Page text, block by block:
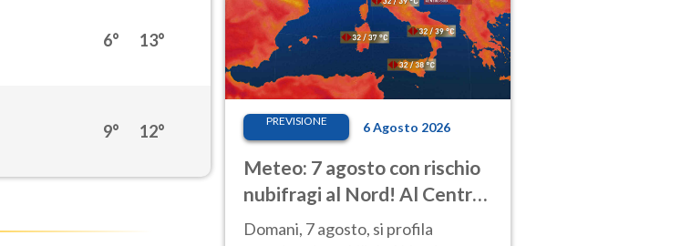
6° 13°
9° 12°
PREVISIONE 6 Agosto 2026
Meteo: 7 agosto con rischio
nubifragi al Nord! Al Centro-
Sud caldo estremo
Domani, 7 agosto, si profila